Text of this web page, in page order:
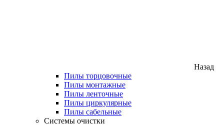
Назад
Пилы торцовочные
Пилы монтажные
Пилы ленточные
Пилы циркулярные
Пилы сабельные
Системы очистки